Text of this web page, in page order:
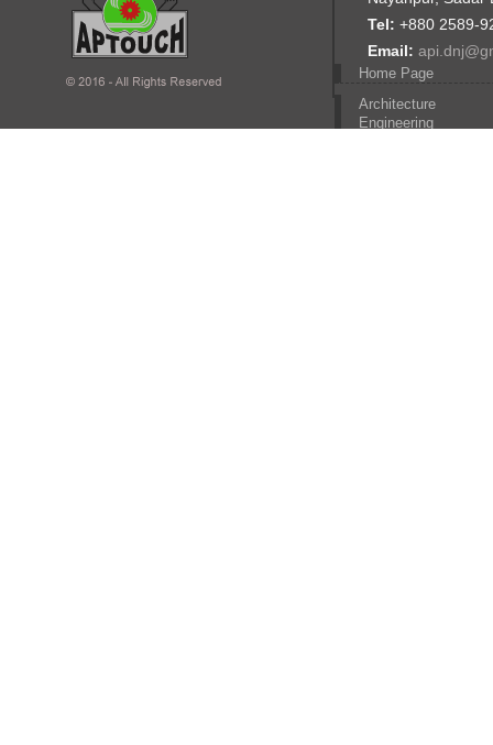
Tel: +880 2589-
Email:
Home Page
Architecture
Engineering